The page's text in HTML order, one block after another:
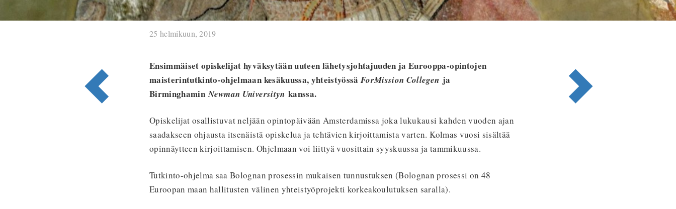
25 helmikuun, 2019
Ensimmäiset opiskelijat hyväksytään uuteen lähetysjohtajuuden ja Eurooppa-opintojen
maisterintutkinto-ohjelmaan kesäkuussa, yhteistyössäForMission Collegen ja
BirminghaminNewman Universityn kanssa.
Opiskelijat osallistuvat neljään opintopäivään Amsterdamissa joka lukukausi kahden vuoden ajan
saadakseen ohjausta itsenäistä opiskelua ja tehtävien kirjoittamista varten. Kolmas vuosi sisältää
opinnäytteen kirjoittamisen. Ohjelmaan voi liittyä vuosittain syyskuussa ja tammikuussa.
Tutkinto-ohjelma saa Bolognan prosessin mukaisen tunnustuksen (Bolognan prosessi on 48
Euroopan maan hallitusten välinen yhteistyöprojekti korkeakoulutuksen saralla).